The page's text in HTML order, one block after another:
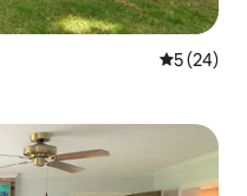
5 de uma
5 (24)
hóspedes